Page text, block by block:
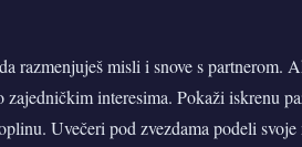
razmenjuješ misli i snove s partnerom.
zajedničkim interesima. Pokaži iskrenu
Uvečeri pod zvezdama podeli